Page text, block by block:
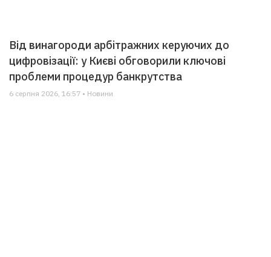
Від винагороди арбітражних керуючих до
цифровізації: у Києві обговорили ключові
проблеми процедур банкрутства
6 серпня 2026, 16:57 • Новини